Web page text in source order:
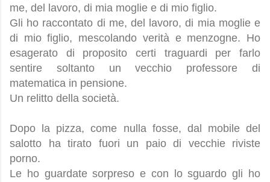
me, del lavoro, di mia moglie e di mio figlio.
Gli ho raccontato di me, del lavoro, di mia moglie e
di mio figlio, mescolando verità e menzogne. Ho
esagerato di proposito certi traguardi per farlo
sentire soltanto un vecchio professore di
matematica in pensione.
Un relitto della società.
Dopo la pizza, come nulla fosse, dal mobile del
salotto ha tirato fuori un paio di vecchie riviste
porno.
Le ho guardate sorpreso e con lo sguardo gli ho